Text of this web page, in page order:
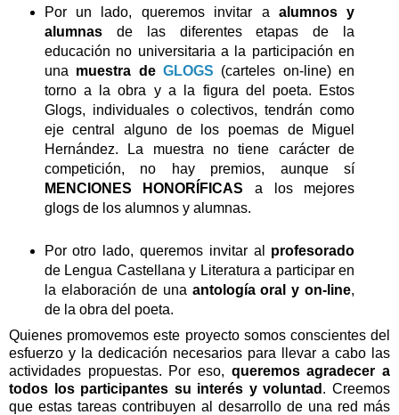
Por un lado, queremos invitar aalumnos y
alumnasde las diferentes etapas de la
educación no universitaria a la participación en
una muestra de GLOGS (carteles on-line) en
torno a la obra y a la figura del poeta. Estos
Glogs, individuales o colectivos, tendrán como
eje central alguno de los poemas de Miguel
Hernández. La muestra no tiene carácter de
competición, no hay premios, aunque sí
MENCIONES HONORÍFICAS a los mejores
glogs de los alumnos y alumnas.
Por otro lado, queremos invitar al profesorado
de Lengua Castellana y Literatura a participar en
la elaboración de una antología oral y on-line,
de la obra del poeta.
Quienes promovemos este proyecto somos conscientes del
esfuerzo y la dedicación necesarios para llevar a cabo las
actividades propuestas. Por eso, queremos agradecer a
todos los participantes su interés y voluntad . Creemos
que estas tareas contribuyen al desarrollo de una red más